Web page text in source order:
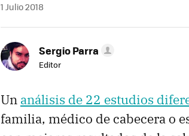
1 Julio 2018
Sergio Parra
Editor
Un análisis de 22 estudios
familia, médico de cabecera o